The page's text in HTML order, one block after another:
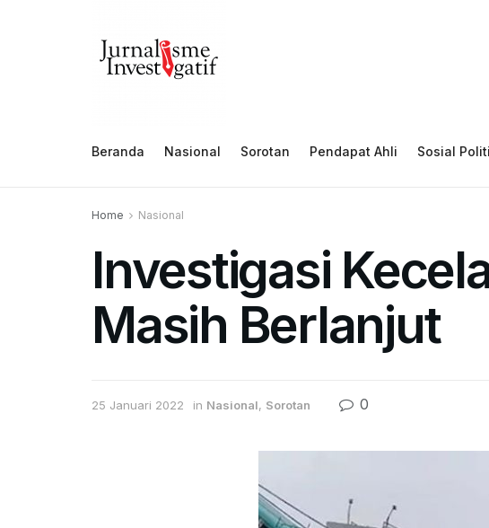
Beranda Nasional Sorotan Pendapat Ahli Sosial
Home Nasional
Investigasi
Masih Berlanjut
25 Januari 2022 in Nasional, Sorotan 0